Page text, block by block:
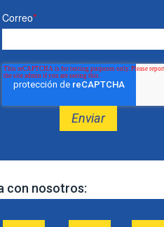
Correo*
con nosotros: